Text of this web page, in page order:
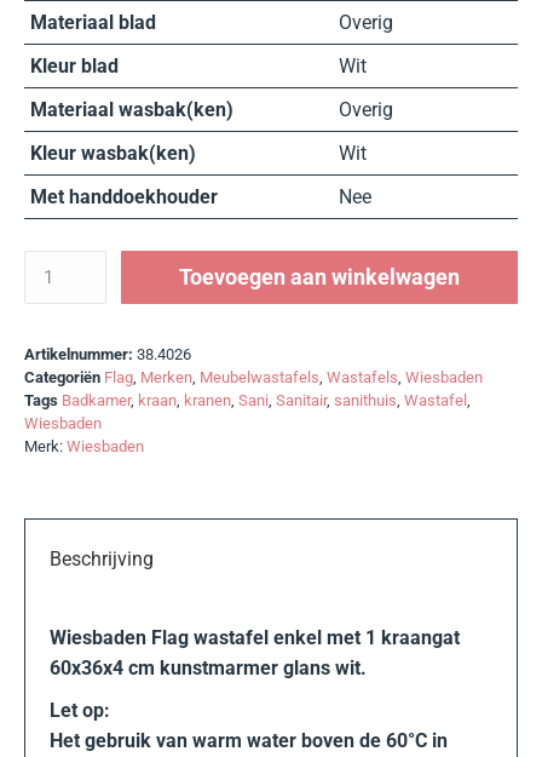
Materiaal blad
Overig
Kleur blad
Wit
Materiaal wasbak(ken)
Overig
Kleur wasbak(ken)
Wit
Met handdoekhouder
Nee
Toevoegen aan winkelwagen
Artikelnummer: 38.4026
Categoriën Flag Merken Meubelwastafels Wastafels Wiesbaden
Tags Badkamer, kraan kranen Sani Sanitair, sanithuis Wastafel
Wiesbaden
Merk: Wiesbaden
Beschrijving
Wiesbaden Flag wastafel enkel met 1 kraangat
60x36x4 cm kunstmarmer glans wit.
Let op:
Het gebruik van warm water boven de 60°C in